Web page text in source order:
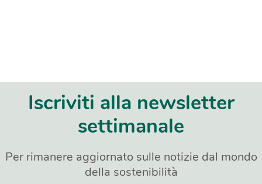
Iscriviti alla newsletter
settimanale
Per rimanere aggiornato sulle notizie dal mondo
della sostenibilità